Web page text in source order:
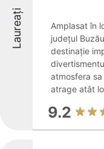
Laureați
Amplasat în
județul
destinație
atmosfera
atrage atât
9.2